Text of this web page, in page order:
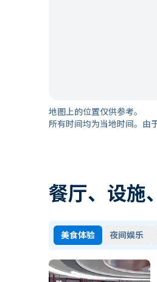
地图上的位置仅供参考。
所有时间均为当地时间。由
餐厅、设施
美食体验 夜间娱乐